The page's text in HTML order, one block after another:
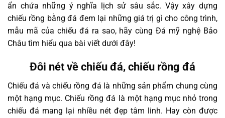
ẩn chứa những ý nghĩa lịch sử sâu sắc. Vậy xây dựng
chiếu rồng bằng đá đem lại những giá trị gì cho công trình,
mẫu mã của chiếu đá ra sao, hãy cùng Đá mỹ nghệ Bảo
Châu tìm hiểu qua bài viết dưới đây!
Đôi nét về chiếu đá, chiếu rồng đá
Chiếu đá và chiếu rồng đá là những sản phẩm chung cùng
một hạng mục. Chiếu rồng đá là một hạng mục nhỏ trong
chiếu đá mang lại nhiều nét đẹp tâm linh. Hay còn được